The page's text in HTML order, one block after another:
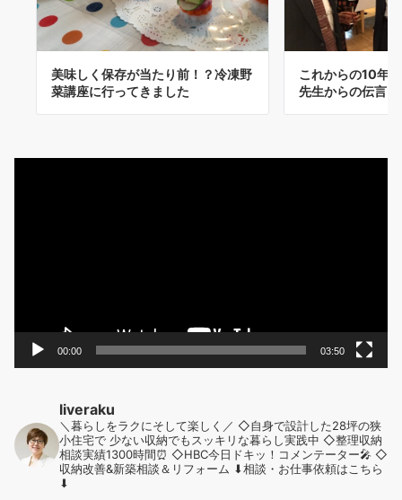
美味しく保存が当たり前！？冷凍野
菜講座に行ってきました
これからの10年
先生からの伝言。
00:00 03:50
liveraku
＼暮らしをラクにそして楽しく／ ◇自身で設計した28坪の狭
小住宅で 少ない収納でもスッキリな暮らし実践中 ◇整理収納
相談実績1300時間⏰ ◇HBC今日ドキッ！コメンテーター🎤 ◇
収納改善&新築相談＆リフォーム ⬇︎相談・お仕事依頼はこちら
⬇︎